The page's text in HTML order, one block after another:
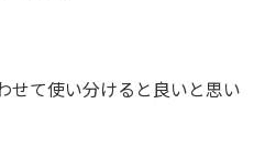
せて使い分けると良いと思い